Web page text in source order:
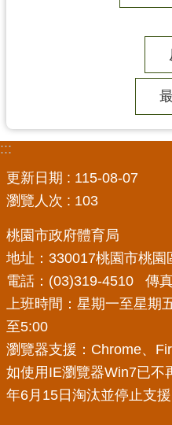
導
覽
市
政
箱
E
n
g
l
i
s
h
桃
:::
更新日期
115-08-07
瀏覽人次
103
桃園市政府體育局
地址：330017桃園市桃園
電話：(03)319-4510 傳
上班時間：星期一至星期
至5:00
瀏覽器支援：Chrome、
如使用IE瀏覽器Win7已不
年6月15日淘汰並停止支援